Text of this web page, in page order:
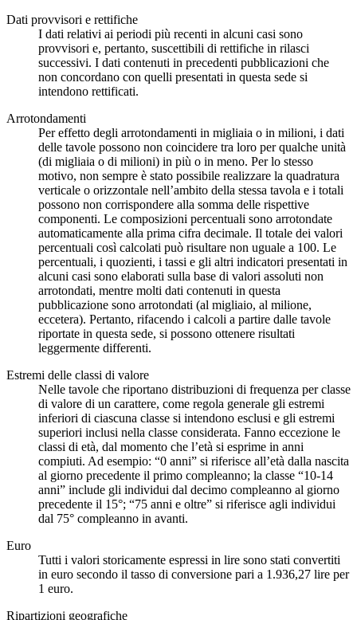
Dati provvisori e rettifiche
I dati relativi ai periodi più recenti in alcuni casi sono
provvisori e, pertanto, suscettibili di rettifiche in rilasci
successivi. I dati contenuti in precedenti pubblicazioni che
non concordano con quelli presentati in questa sede si
intendono rettificati.
Arrotondamenti
Per effetto degli arrotondamenti in migliaia o in milioni, i dati
delle tavole possono non coincidere tra loro per qualche unità
(di migliaia o di milioni) in più o in meno. Per lo stesso
motivo, non sempre è stato possibile realizzare la quadratura
verticale o orizzontale nell’ambito della stessa tavola e i totali
possono non corrispondere alla somma delle rispettive
componenti. Le composizioni percentuali sono arrotondate
automaticamente alla prima cifra decimale. Il totale dei valori
percentuali così calcolati può risultare non uguale a 100. Le
percentuali, i quozienti, i tassi e gli altri indicatori presentati in
alcuni casi sono elaborati sulla base di valori assoluti non
arrotondati, mentre molti dati contenuti in questa
pubblicazione sono arrotondati (al migliaio, al milione,
eccetera). Pertanto, rifacendo i calcoli a partire dalle tavole
riportate in questa sede, si possono ottenere risultati
leggermente differenti.
Estremi delle classi di valore
Nelle tavole che riportano distribuzioni di frequenza per classe
di valore di un carattere, come regola generale gli estremi
inferiori di ciascuna classe si intendono esclusi e gli estremi
superiori inclusi nella classe considerata. Fanno eccezione le
classi di età, dal momento che l’età si esprime in anni
compiuti. Ad esempio: “0 anni” si riferisce all’età dalla nascita
al giorno precedente il primo compleanno; la classe “10-14
anni” include gli individui dal decimo compleanno al giorno
precedente il 15°; “75 anni e oltre” si riferisce agli individui
dal 75° compleanno in avanti.
Euro
Tutti i valori storicamente espressi in lire sono stati convertiti
in euro secondo il tasso di conversione pari a 1.936,27 lire per
1 euro.
Ripartizioni geografiche